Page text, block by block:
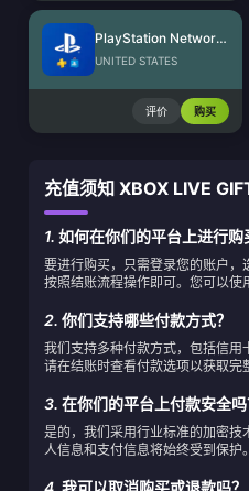
PlayStation Network Card (US)
UNITED STATES
评价 购买
充值须知 XBOX LIVE
1. 如何在你们的平台上进行购
要进行购买，只需登录您的账户
按照结账流程操作即可。您可以使
2. 你们支持哪些付款方式？
我们支持多种付款方式，包括信用
请在结账时查看付款选项以获取完
3. 在你们的平台上付款安全吗
是的，我们采用行业标准的加密
人信息和支付信息将始终受到保护。
4. 我可以取消购买或退款吗？